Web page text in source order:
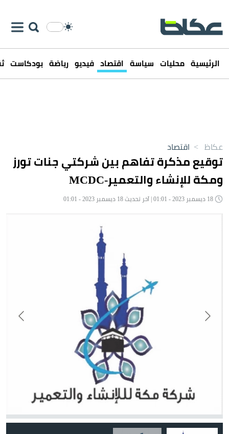
الرئيسية محليات سياسة اقتصاد فيديو رياضة بودكاست
عكاظ > اقتصاد
توقيع مذكرة تفاهم بين شركتي جنات تورز
ومكة للإنشاء والتعمير-MCDC